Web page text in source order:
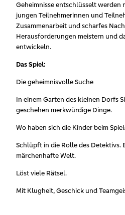
Geheimnisse entschlüsselt werden
jungen Teilnehmerinnen und
Zusammenarbeit und scharfes
Herausforderungen meistern und
entwickeln.
Das Spiel:
Die geheimnisvolle Suche
In einem Garten des kleinen Dorfs
geschehen merkwürdige Dinge.
Wo haben sich die Kinder beim
Schlüpft in die Rolle des Detektivs.
märchenhafte Welt.
Löst viele Rätsel.
Mit Klugheit, Geschick und